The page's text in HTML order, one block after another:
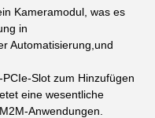
Kameramodul, was es
in
Automatisierung,und
Slot zum Hinzufügen
eine wesentliche
Anwendungen.